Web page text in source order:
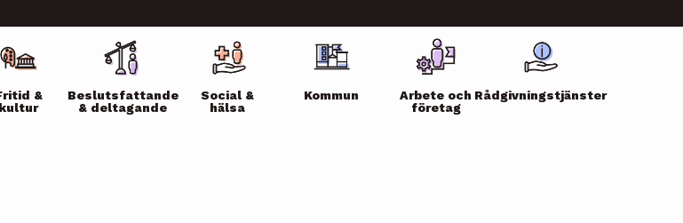
&
kultur
Beslutsfattande
& deltagande
Social &
hälsa
Kommun
Arbete och
företag
Rådgivningstjänster